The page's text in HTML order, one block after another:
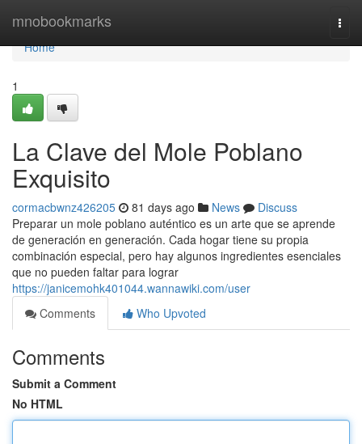
mnobookmarks
Home
Home
1
La Clave del Mole Poblano
Exquisito
cormacbwnz426205 81 days ago News
Discuss
Preparar un mole poblano auténtico es un arte que se aprende
de generación en generación. Cada hogar tiene su propia
combinación especial, pero hay algunos ingredientes esenciales
que no pueden faltar para lograr
https://janicemohk401044.wannawiki.com/user
Comments
Who Upvoted
Comments
Submit a Comment
No HTML